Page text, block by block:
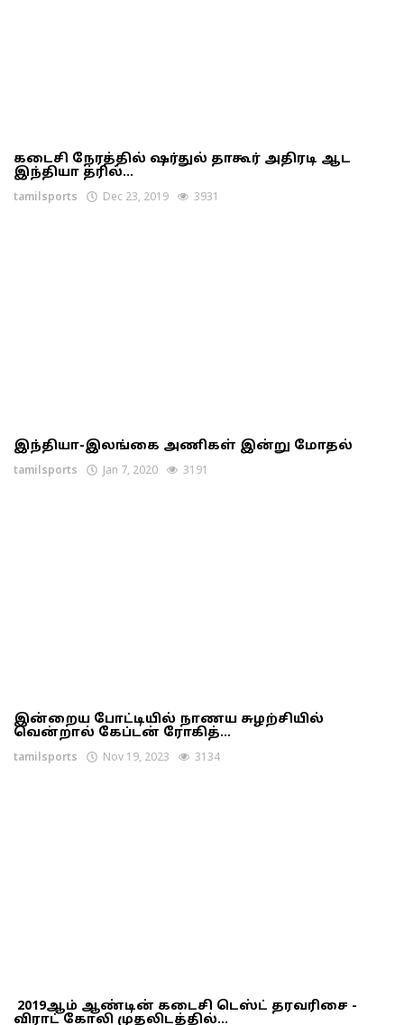
கடைசி நேரத்தில் ஷர்துல் தாகூர் அதிரடி ஆட
இந்தியா த்ரில்...
tamilsports Dec 23, 2019 3931
இந்தியா-இலங்கை அணிகள் இன்று மோதல்
tamilsports Jan 7, 2020 3191
இன்றைய போட்டியில் நாணய சுழற்சியில்
வென்றால் கேப்டன் ரோகித்...
tamilsports Nov 19, 2023 3134
2019ஆம் ஆண்டின் கடைசி டெஸ்ட் தரவரிசை -
விராட் கோலி முதலிடத்தில்...